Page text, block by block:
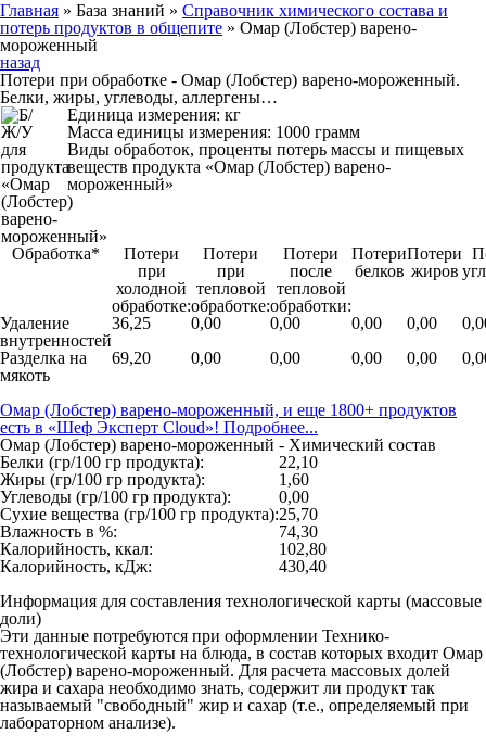
Главная » База знаний » Справочник химического состава и
потерь продуктов в общепите » Омар (Лобстер) варено-
мороженный
назад
Потери при обработке - Омар (Лобстер) варено-мороженный.
Белки, жиры, углеводы, аллергены…
Единица измерения: кг
Масса единицы измерения: 1000 грамм
Виды обработок, проценты потерь массы и пищевых
веществ продукта «Омар (Лобстер) варено-
мороженный»
Обработка*
Потери
при
холодной
обработке:
Потери
при
тепловой
обработке:
Потери
после
тепловой
обработки:
Потери
белков
Потери
жиров
Удаление
внутренностей
36,25 0,00 0,00 0,00 0,00
Разделка на
мякоть
69,20 0,00 0,00 0,00 0,00
Омар (Лобстер) варено-мороженный, и еще 1800+ продуктов
есть в «Шеф Эксперт Cloud»! Подробнее...
Омар (Лобстер) варено-мороженный - Химический состав
Белки (гр/100 гр продукта):
22,10
Жиры (гр/100 гр продукта):
1,60
Углеводы (гр/100 гр продукта):
0,00
Сухие вещества (гр/100 гр продукта):25,70
Влажность в %:
74,30
Калорийность, ккал:
102,80
Калорийность, кДж:
430,40
Информация для составления технологической карты (массовые
доли)
Эти данные потребуются при оформлении Технико-
технологической карты на блюда, в состав которых входит Омар
(Лобстер) варено-мороженный. Для расчета массовых долей
жира и сахара необходимо знать, содержит ли продукт так
называемый "свободный" жир и сахар (т.е., определяемый при
лабораторном анализе).